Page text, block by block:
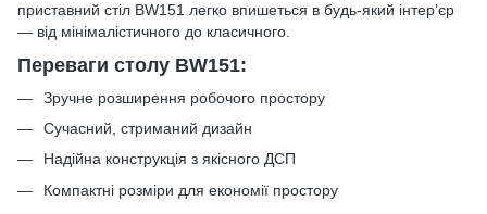
приставний стіл BW151 легко впишеться в будь-який інтер’єр
— від мінімалістичного до класичного.
Переваги столу BW151:
Зручне розширення робочого простору
Сучасний, стриманий дизайн
Надійна конструкція з якісного ДСП
Компактні розміри для економії простору